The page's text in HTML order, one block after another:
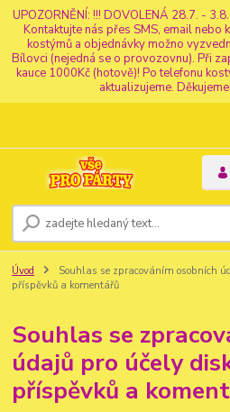
UPOZORNĚNÍ: !!! DOVOLENÁ 28.7. -
Kontaktujte nás přes SMS, email nebo
kostýmů a objednávky možno
Bílovci (nejedná se o provozovnu). Při
kauce 1000Kč (hotově)! Po telefonu
aktualizujeme.
Úvod
Souhlas se zpracováním osobních
příspěvků a komentářů
Souhlas se
údajů pro účely
příspěvků a